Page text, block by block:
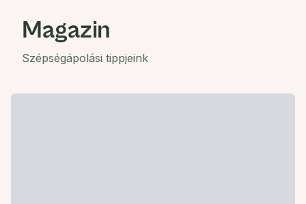
Magazin
Szépségápolási tippjeink